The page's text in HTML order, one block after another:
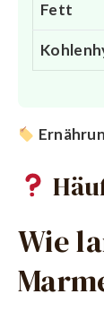
Fett
Wie